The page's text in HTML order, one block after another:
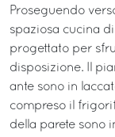
Proseguendo
spaziosa cucina
progettato per
disposizione. Il
ante sono in
compreso il
della parete sono